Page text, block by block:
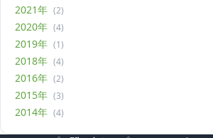
2021年 (2)
2020年 (4)
2019年 (1)
2018年 (4)
2016年 (2)
2015年 (3)
2014年 (4)